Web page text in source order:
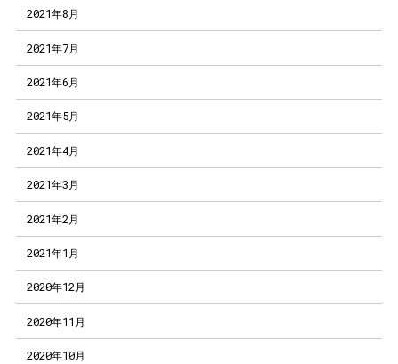
2021年8月
2021年7月
2021年6月
2021年5月
2021年4月
2021年3月
2021年2月
2021年1月
2020年12月
2020年11月
2020年10月